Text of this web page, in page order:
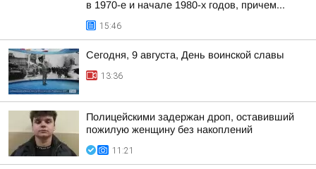
в 1970-е и начале 1980-х годов, причем...
15:46
Сегодня, 9 августа, День воинской славы
13:36
Полицейскими задержан дроп, оставивший
пожилую женщину без накоплений
11:21